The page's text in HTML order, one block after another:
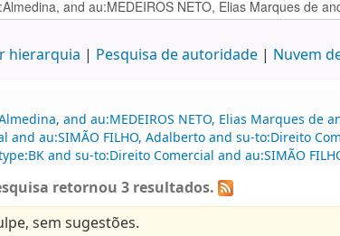
hierarquia Pesquisa de autoridade Nuvem
and au:MEDEIROS NETO, Elias Marques de
au:SIMÃO FILHO, Adalberto and su-to:Direito
and su-to:Direito Comercial and au:SIMÃO
retornou 3 resultados.
sem sugestões.